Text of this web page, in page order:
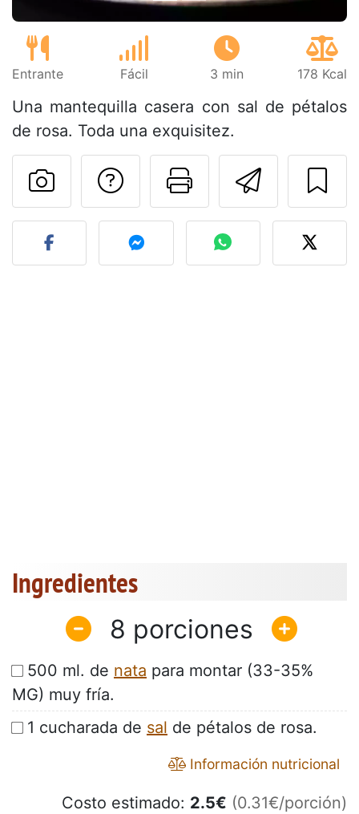
Entrante Fácil 3 min 178 Kcal
Una mantequilla casera con sal de pétalos
de rosa. Toda una exquisitez.
Imprimir
Preguntar al autor
Publicar la foto de esta
Ingredientes
8
500 ml. de nata para montar (33-35%
MG) muy fría.
1 cucharada de sal de pétalos de rosa.
Información nutricional
Costo estimado: 2.5€ (0.31€/porción)